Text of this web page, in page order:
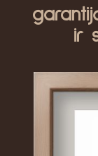
ir